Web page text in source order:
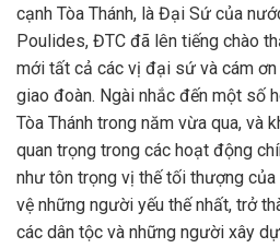
cạnh Tòa Thánh, là Đại Sứ của
Poulides, ĐTC đã lên tiếng chào
mới tất cả các vị đại sứ và cám
giao đoàn. Ngài nhắc đến một số
Tòa Thánh trong năm vừa qua, và
quan trọng trong các hoạt động
như tôn trọng vị thế tối thượng
vệ những người yếu thế nhất, trở
các dân tộc và những người xây